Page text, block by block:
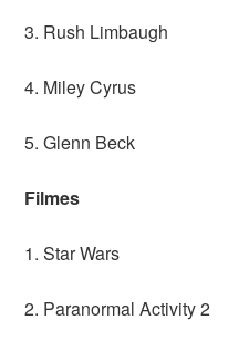
3. Rush Limbaugh
4. Miley Cyrus
5. Glenn Beck
Filmes
1. Star Wars
2. Paranormal Activity 2